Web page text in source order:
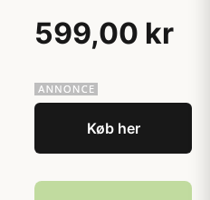
599,00 kr
Køb her